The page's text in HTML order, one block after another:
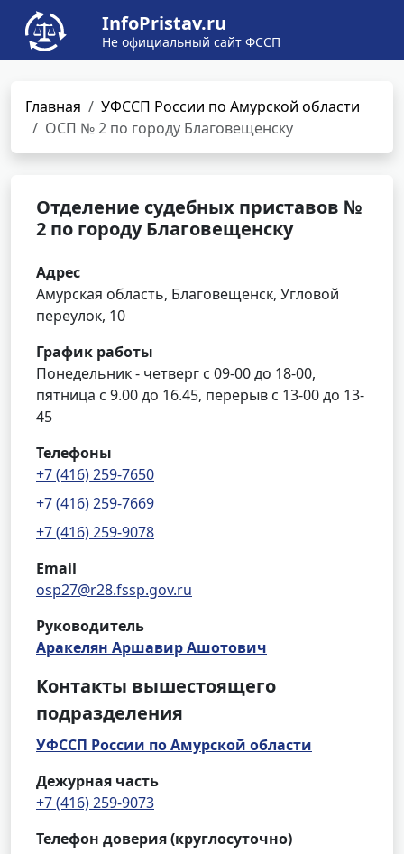
InfoPristav.ru
Не официальный сайт ФССП
Главная
УФССП России по Амурской области
ОСП № 2 по городу Благовещенску
Отделение судебных приставов №
2 по городу Благовещенску
Адрес
Амурская область, Благовещенск, Угловой
переулок, 10
График работы
Понедельник - четверг с 09-00 до 18-00,
пятница с 9.00 до 16.45, перерыв с 13-00 до 13-
45
Телефоны
+7 (416) 259-7650
+7 (416) 259-7669
+7 (416) 259-9078
Email
osp27@r28.fssp.gov.ru
Руководитель
Аракелян Аршавир Ашотович
Контакты вышестоящего
подразделения
УФССП России по Амурской области
Дежурная часть
+7 (416) 259-9073
Телефон доверия (круглосуточно)